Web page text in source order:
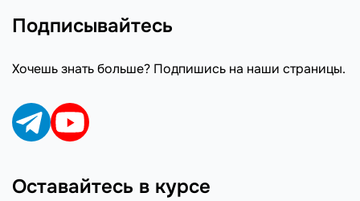
Подписывайтесь
Хочешь знать больше? Подпишись на наши страницы.
Оставайтесь в курсе